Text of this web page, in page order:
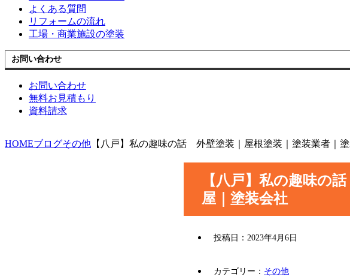
よくある質問
リフォームの流れ
工場・商業施設の塗装
お問い合わせ
お問い合わせ
無料お見積もり
資料請求
HOMEブログその他 【八戸】私の趣味の話 外壁塗装｜屋根塗装｜塗装業者｜
【八戸】私の趣味の
屋｜塗装会社
投稿日： 2023年4月6日
カテゴリー： その他